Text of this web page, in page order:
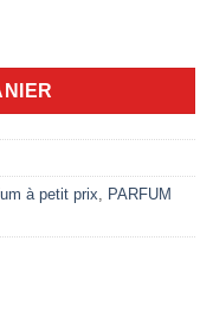
edp
à petit prix
PARFUM